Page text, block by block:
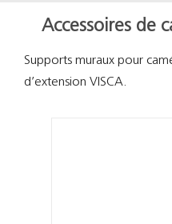
Accessoires de
Supports muraux pour
d’extension VISCA.